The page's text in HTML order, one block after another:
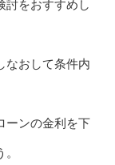
討をおすすめし
なおして条件内
ーンの金利を下